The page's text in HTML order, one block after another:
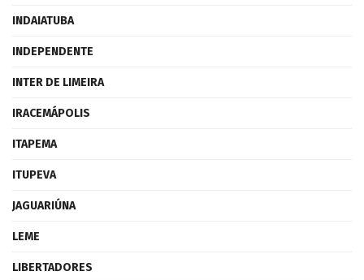
INDAIATUBA
INDEPENDENTE
INTER DE LIMEIRA
IRACEMÁPOLIS
ITAPEMA
ITUPEVA
JAGUARIÚNA
LEME
LIBERTADORES